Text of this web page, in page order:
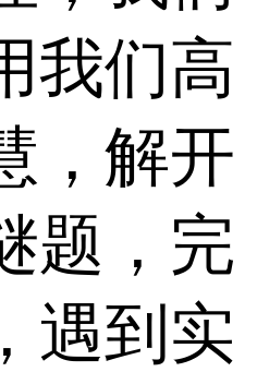
我们高
，解开
题，完
遇到实